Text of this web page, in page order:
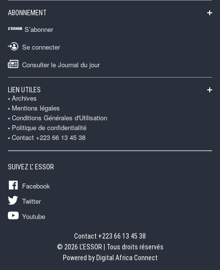
ABONNEMENT
S’abonner
Se connecter
Consulter le Journal du jour
LIEN UTILES
Archives
Mentions légales
Conditions Générales d'Utilisation
Politique de confidentialité
Contact +223 66 13 45 38
SUIVEZ L' ESSOR
Facebook
Twitter
Youtube
Contact +223 66 13 45 38
© 2026 L'ESSOR | Tous droits réservés
Powered by Digital Africa Connect